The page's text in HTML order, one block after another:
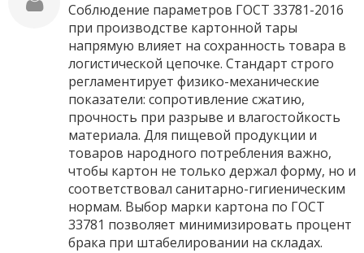
Соблюдение параметров ГОСТ 33781-2016
при производстве картонной тары
напрямую влияет на сохранность товара в
логистической цепочке. Стандарт строго
регламентирует физико-механические
показатели: сопротивление сжатию,
прочность при разрыве и влагостойкость
материала. Для пищевой продукции и
товаров народного потребления важно,
чтобы картон не только держал форму, но и
соответствовал санитарно-гигиеническим
нормам. Выбор марки картона по ГОСТ
33781 позволяет минимизировать процент
брака при штабелировании на складах.